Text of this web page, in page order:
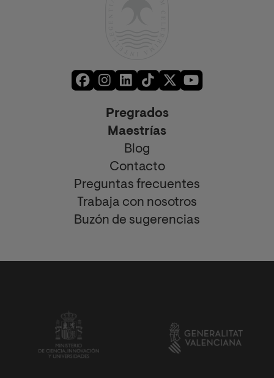
Pregrados
Maestrías
Blog
Contacto
Preguntas frecuentes
Trabaja con nosotros
Buzón de sugerencias